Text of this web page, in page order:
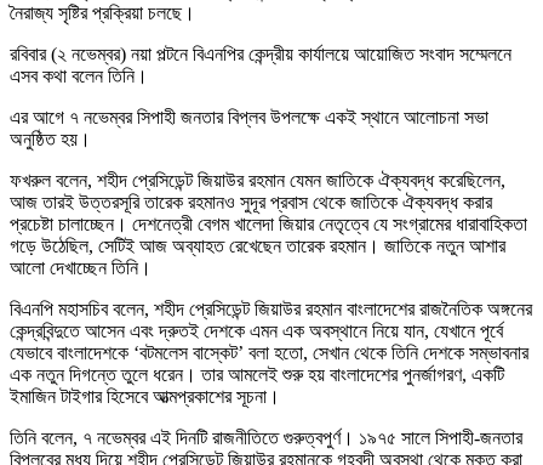
নৈরাজ্য সৃষ্টির প্রক্রিয়া চলছে।
রবিবার (২ নভেম্বর) নয়া পল্টনে বিএনপির কেন্দ্রীয় কার্যালয়ে আয়োজিত সংবাদ সম্মেলনে
এসব কথা বলেন তিনি।
এর আগে ৭ নভেম্বর সিপাহী জনতার বিপ্লব উপলক্ষে একই স্থানে আলোচনা সভা
অনুষ্ঠিত হয়।
ফখরুল বলেন, শহীদ প্রেসিডেন্ট জিয়াউর রহমান যেমন জাতিকে ঐক্যবদ্ধ করেছিলেন,
আজ তারই উত্তরসূরি তারেক রহমানও সুদূর প্রবাস থেকে জাতিকে ঐক্যবদ্ধ করার
প্রচেষ্টা চালাচ্ছেন। দেশনেত্রী বেগম খালেদা জিয়ার নেতৃত্বে যে সংগ্রামের ধারাবাহিকতা
গড়ে উঠেছিল, সেটিই আজ অব্যাহত রেখেছেন তারেক রহমান। জাতিকে নতুন আশার
আলো দেখাচ্ছেন তিনি।
বিএনপি মহাসচিব বলেন, শহীদ প্রেসিডেন্ট জিয়াউর রহমান বাংলাদেশের রাজনৈতিক অঙ্গনের
কেন্দ্রবিন্দুতে আসেন এবং দ্রুতই দেশকে এমন এক অবস্থানে নিয়ে যান, যেখানে পূর্বে
যেভাবে বাংলাদেশকে ‘বটমলেস বাস্কেট’ বলা হতো, সেখান থেকে তিনি দেশকে সম্ভাবনার
এক নতুন দিগন্তে তুলে ধরেন। তার আমলেই শুরু হয় বাংলাদেশের পুনর্জাগরণ, একটি
ইমাজিন টাইগার হিসেবে আত্মপ্রকাশের সূচনা।
তিনি বলেন, ৭ নভেম্বর এই দিনটি রাজনীতিতে গুরুত্বপুর্ণ। ১৯৭৫ সালে সিপাহী-জনতার
বিপ্লবের মধ্য দিয়ে শহীদ প্রেসিডেন্ট জিয়াউর রহমানকে গৃহবন্দী অবস্থা থেকে মুক্ত করা